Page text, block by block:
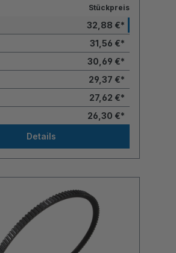
Stückpreis
32,88 €*
31,56 €*
30,69 €*
29,37 €*
27,62 €*
26,30 €*
Details